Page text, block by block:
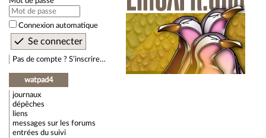
Connexion automatique
Pas de compte ? S’inscrire…
watpad4
journaux
dépêches
liens
messages sur les forums
entrées du suivi